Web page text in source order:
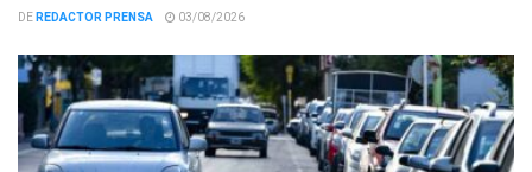
DEREDACTOR PRENSA 03/08/2026